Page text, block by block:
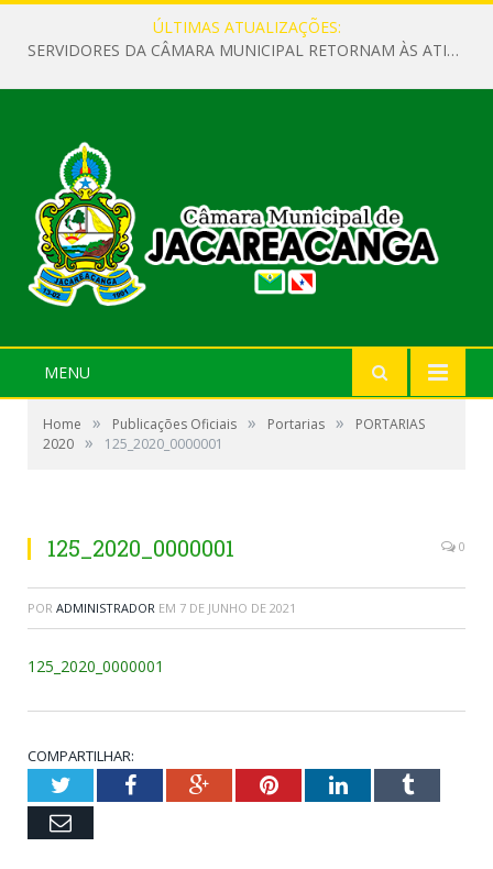
ÚLTIMAS ATUALIZAÇÕES:
SERVIDORES DA CÂMARA MUNICIPAL RETORNAM ÀS ATIVIDADES APÓS O RECESSO PARLAMENTAR
MENU
Home » Publicações Oficiais » Portarias »
PORTARIAS
2020 » 125_2020_0000001
125_2020_0000001 0
POR ADMINISTRADOR EM 7 DE JUNHO DE 2021
125_2020_0000001
COMPARTILHAR:
TwitterFacebookGoogle+PinterestLinkedInTumblr
Email